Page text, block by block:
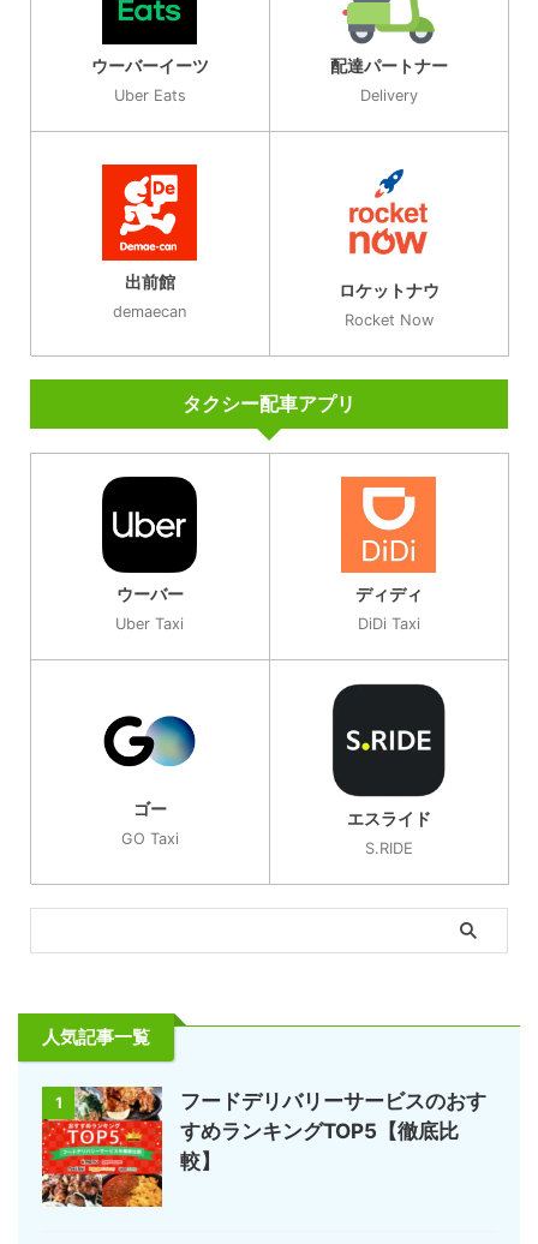
ウーバーイーツ
Uber Eats
配達パートナー
Delivery
出前館
demaecan
ロケットナウ
Rocket Now
タクシー配車アプリ
ウーバー
Uber Taxi
ディディ
DiDi Taxi
ゴー
GO Taxi
エスライド
S.RIDE
人気記事一覧
1
フードデリバリーサービスのおす
すめランキングTOP5【徹底比
較】